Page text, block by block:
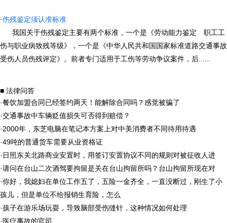
·伤残鉴定须认准标准
我国关于伤残鉴定主要有两个标准，一个是《劳动能力鉴定 职工工
伤与职业病致残等级》，一个是《中华人民共和国国家标准道路交通事故
受伤人员伤残评定》。前者专门适用于工伤等劳动争议案件，后......
■ 法律问答
·餐饮加盟合同已经签约两天！能解除合同吗？感觉被骗了
·交通事故中车辆贬值损失可否得到赔偿？
·2000年，东芝电脑在笔记本方案上对中美消费者不同待用待遇
·49吨的普通货车需要从业资格证
· 日照东关北路商业安置时，用签订安置协议不同的规则对被征收人进
·请问在台山二次酒驾要拘留是关在台山拘留所吗？台山拘留所现在对
·你好，我媳妇在单位工作五了，五险一金齐全，一直没断过，刚生了小
孩儿，但是单位不给报销生育险，怎么
·孩子在游乐场玩耍，导致脑部受伤缝针，这种情况如何处理
· 医疗事故的官司